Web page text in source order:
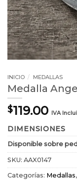
INICIO / MEDALLAS
Medalla
$119.00 IVA
DIMENSIONES
Disponible sobre
SKU: AAX0147
Categorías: Medallas,